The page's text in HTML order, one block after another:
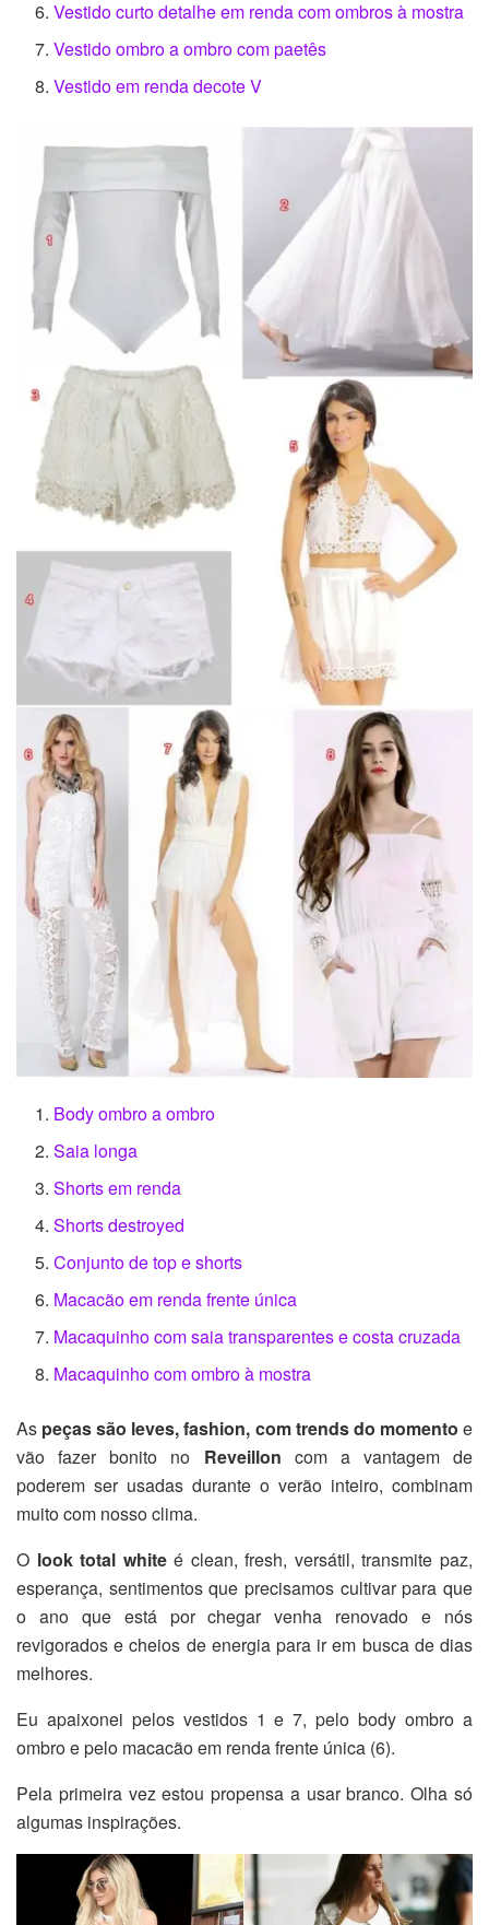
Vestido curto detalhe em renda com ombros à mostra
Vestido ombro a ombro com paetês
Vestido em renda decote V
Body ombro a ombro
Saia longa
Shorts em renda
Shorts destroyed
Conjunto de top e shorts
Macacão em renda frente única
Macaquinho com saia transparentes e costa cruzada
Macaquinho com ombro à mostra
As peças são leves, fashion, com trends do momento e
vão fazer bonito no Reveillon com a vantagem de
poderem ser usadas durante o verão inteiro, combinam
muito com nosso clima.
O look total whiteé clean, fresh, versátil, transmite paz,
esperança, sentimentos que precisamos cultivar para que
o ano que está por chegar venha renovado e nós
revigorados e cheios de energia para ir em busca de dias
melhores.
Eu apaixonei pelos vestidos 1 e 7, pelo body ombro a
ombro e pelo macacão em renda frente única (6).
Pela primeira vez estou propensa a usar branco. Olha só
algumas inspirações.